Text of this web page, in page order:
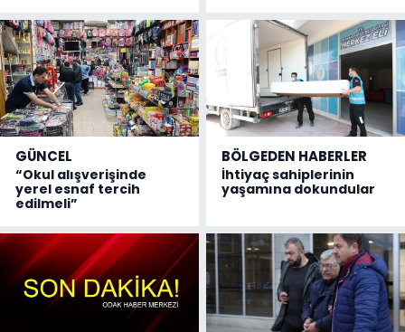
GÜNCEL
“Okul alışverişinde
yerel esnaf tercih
edilmeli”
BÖLGEDEN HABERLER
İhtiyaç sahiplerinin
yaşamına dokundular